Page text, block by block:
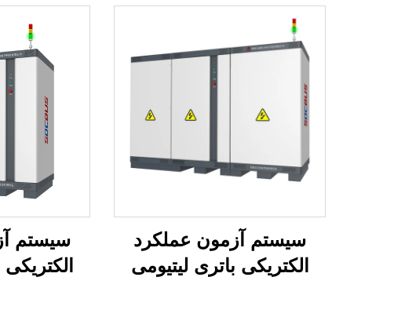
سیستم آزمون عملکرد
الکتریکی باتری لیتیومی
سیستم